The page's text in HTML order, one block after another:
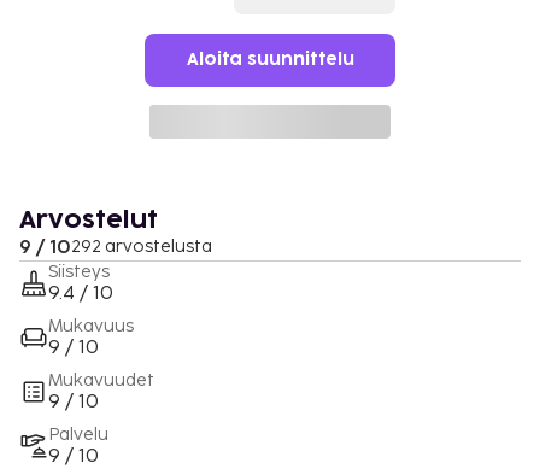
Aloita suunnittelu
Arvostelut
9 / 10292 arvostelusta
Siisteys
9.4 / 10
Mukavuus
9 / 10
Mukavuudet
9 / 10
Palvelu
9 / 10